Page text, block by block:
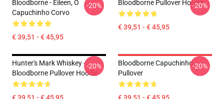
Bloodborne - Eileen, O
Capuchinho Corvo
€ 39,51 - € 45,95
-20% Bloodborne Pullover Hoodie
€ 39,51 - € 45,95
-20%
Hunter's Mark Whiskey -
Bloodborne Pullover Hoodie
-20%
Bloodborne Capuchinho
Pullover
-20%